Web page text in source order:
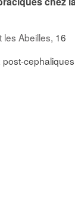
les Abeilles, 16